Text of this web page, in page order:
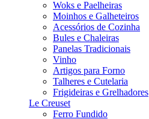
Woks e Paelheiras
Moinhos e Galheteiros
Acessórios de Cozinha
Bules e Chaleiras
Panelas Tradicionais
Vinho
Artigos para Forno
Talheres e Cutelaria
Frigideiras e Grelhadores
Le Creuset
Ferro Fundido